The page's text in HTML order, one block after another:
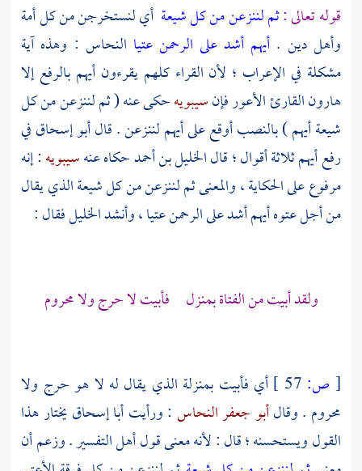
قوله تعالى :ثم لننزعن من كل شيعة أي لنستخرجن من كل أمة
وأهل دين . أيهم أشد على الرحمن عتيا النحاس : وهذه آية
مشكلة في الإعراب ؛ لأن القراء كلهم يقرءون أيهم بالرفع إلا
هارون القارئ الأعورفإنسيبويهحكى عنه ( ثم لننزعن من كل
شيعة أيهم ) بالنصب أوقع على أيهم لننزعن . قالأبو إسحاقفي
رفع أيهم ثلاثة أقوال ؛ قالالخليل بن أحمدحكاه عنهسيبويه: إنه
مرفوع على الحكاية ، والمعنى ثم لننزعن من كل شيعة الذي يقال
من أجل عتوه أيهم أشد على الرحمن عتيا ، وأنشدالخليلفقال :
ولقد أبيت من الفتاة بمنزل فأبيت لا حرج ولا محروم
[ ص:
أي فأبيت بمنزلة الذي يقال له لا هو حرج ولا
محروم . وقالأبو جعفر النحاس : ورأيتأبا إسحاقيختار هذا
القول ويستحسنه ؛ قال : لأنه معنى قول أهل التفسير . وزعم أن